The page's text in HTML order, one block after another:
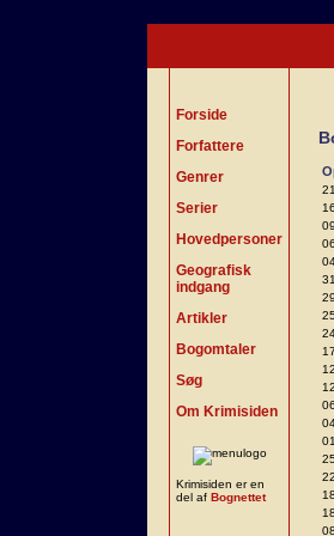
Forside
Forfattere
Genrer
Serier
Hovedpersoner
Geografisk
indgang
Artikler
Bogomtaler
Søg
Om Krimisiden
Krimisiden er en
del af Bognettet